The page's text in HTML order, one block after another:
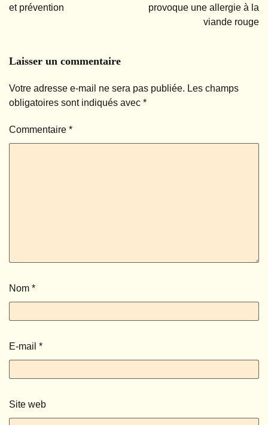
l’article
et prévention
provoque une allergie à la
viande rouge
Laisser un commentaire
Votre adresse e-mail ne sera pas publiée. Les champs
obligatoires sont indiqués avec *
Commentaire *
Nom *
E-mail *
Site web